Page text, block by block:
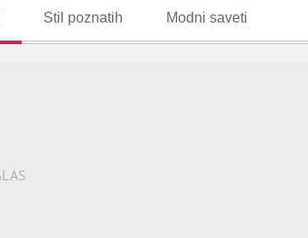
Stil poznatih Modni saveti